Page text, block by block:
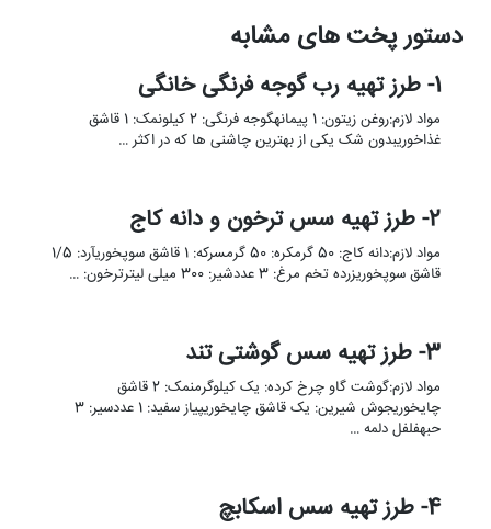
دستور پخت های مشابه
1- طرز تهیه رب گوجه فرنگی خانگی
مواد لازم:روغن زیتون: 1 پیمانهگوجه فرنگی: 2 کیلونمک: 1 قاشق
غذاخوریبدون شک یکی از بهترین چاشنی ها که در اکثر …
2- طرز تهیه سس ترخون و دانه کاج
مواد لازم:دانه کاج: 50 گرمکره: 50 گرمسرکه: 1 قاشق سوپخوریآرد: 1/5
قاشق سوپخوریزرده تخم مرغ: 3 عددشیر: 300 میلی لیترترخون: …
3- طرز تهیه سس گوشتی تند
مواد لازم:گوشت گاو چرخ کرده: یک کیلوگرمنمک: 2 قاشق
چایخوریجوش شیرین: یک قاشق چایخوریپیاز سفید: 1 عددسیر: 3
حبهفلفل دلمه …
4- طرز تهیه سس اسکابچ